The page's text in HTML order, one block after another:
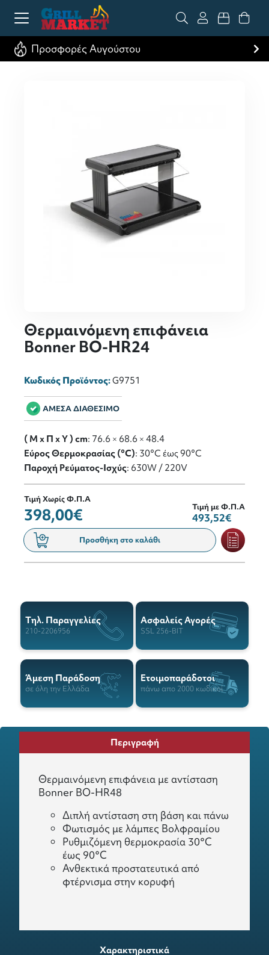
Προσφορές Αυγούστου
Θερμαινόμενη επιφάνεια
Bonner ΒΟ-HR24
Κωδικός Προϊόντος:G9751
ΑΜΕΣΑ ΔΙΑΘΕΣΙΜΟ
( M x Π x Y ) cm: 76.6 × 68.6 × 48.4
Εύρος Θερμοκρασίας (°C): 30°C έως 90°C
Παροχή Ρεύματος-Ισχύς: 630W / 220V
Τιμή Χωρίς Φ.Π.Α
398,00€ Τιμή με Φ.Π.Α
493,52€
Προσθήκη στο καλάθι
Tηλ. Παραγγελίες
210-2206956
Ασφαλείς Αγορές
SSL 256-BIT
Άμεση Παράδοση
σε όλη την Ελλάδα
Ετοιμοπαράδοτοι
πάνω απο 2000 κωδικοί
Περιγραφή
Θερμαινόμενη επιφάνεια με αντίσταση
Bonner BO-HR48
Διπλή αντίσταση στη βάση και πάνω
Φωτισμός με λάμπες Βολφραμίου
Ρυθμιζόμενη θερμοκρασία 30°C
έως 90°C
Ανθεκτικά προστατευτικά από
φτέρνισμα στην κορυφή
Χαρακτηριστικά